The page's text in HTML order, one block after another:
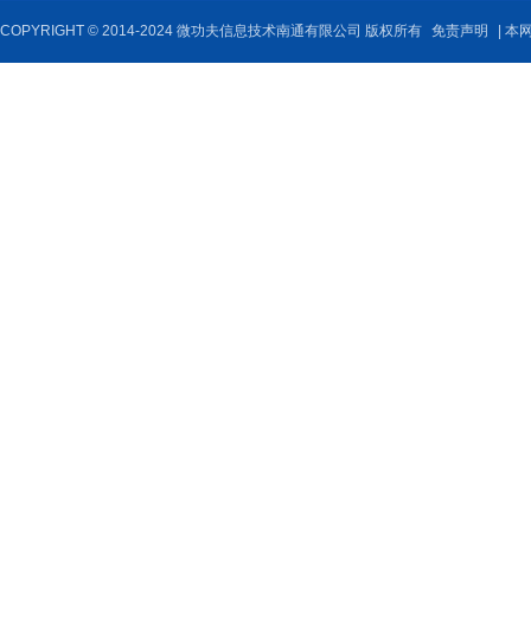
COPYRIGHT © 2014-2024 微功夫信息技术南通有限公司 版权所有 免责声明 | 本